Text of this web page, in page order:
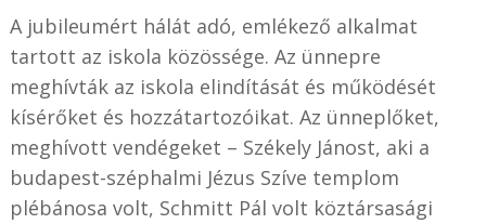
A jubileumért hálát adó, emlékező alkalmat
tartott az iskola közössége. Az ünnepre
meghívták az iskola elindítását és működését
kísérőket és hozzátartozóikat. Az ünneplőket,
meghívott vendégeket – Székely Jánost, aki a
budapest-széphalmi Jézus Szíve templom
plébánosa volt, Schmitt Pál volt köztársasági